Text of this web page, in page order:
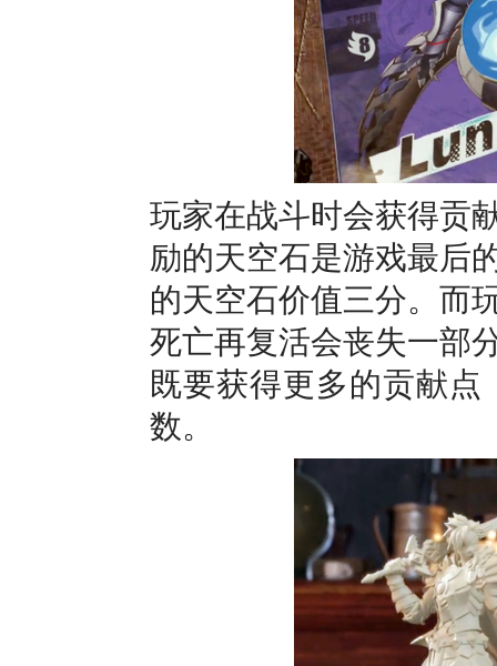
玩家在战斗时会获得贡
励的天空石是游戏最后
的天空石价值三分。而
死亡再复活会丧失一部
既要获得更多的贡献
数。